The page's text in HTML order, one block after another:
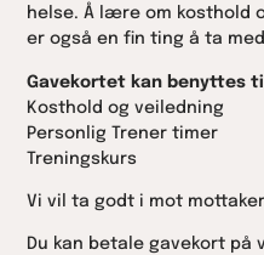
helse. Å lære om kosthold
er også en fin ting å ta
Gavekortet kan benyttes
Kosthold og veiledning
Personlig Trener timer
Treningskurs
Vi vil ta godt i mot
Du kan betale gavekort på